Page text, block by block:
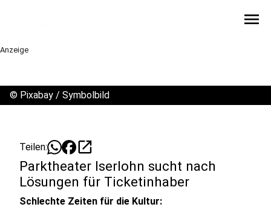
menu
Anzeige
© Pixabay / Symbolbild
Teilen: open_in_new
Parktheater Iserlohn sucht nach
Lösungen für Ticketinhaber
Schlechte Zeiten für die Kultur: